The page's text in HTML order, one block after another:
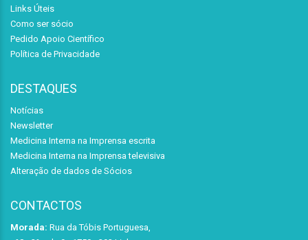
Links Úteis
Como ser sócio
Pedido Apoio Científico
Política de Privacidade
DESTAQUES
Notícias
Newsletter
Medicina Interna na Imprensa escrita
Medicina Interna na Imprensa televisiva
Alteração de dados de Sócios
CONTACTOS
Morada: Rua da Tóbis Portuguesa,